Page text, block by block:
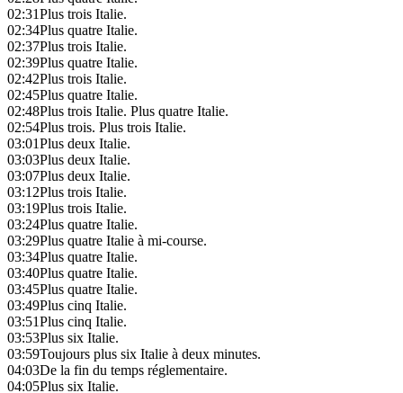
02:31Plus trois Italie.
02:34Plus quatre Italie.
02:37Plus trois Italie.
02:39Plus quatre Italie.
02:42Plus trois Italie.
02:45Plus quatre Italie.
02:48Plus trois Italie. Plus quatre Italie.
02:54Plus trois. Plus trois Italie.
03:01Plus deux Italie.
03:03Plus deux Italie.
03:07Plus deux Italie.
03:12Plus trois Italie.
03:19Plus trois Italie.
03:24Plus quatre Italie.
03:29Plus quatre Italie à mi-course.
03:34Plus quatre Italie.
03:40Plus quatre Italie.
03:45Plus quatre Italie.
03:49Plus cinq Italie.
03:51Plus cinq Italie.
03:53Plus six Italie.
03:59Toujours plus six Italie à deux minutes.
04:03De la fin du temps réglementaire.
04:05Plus six Italie.